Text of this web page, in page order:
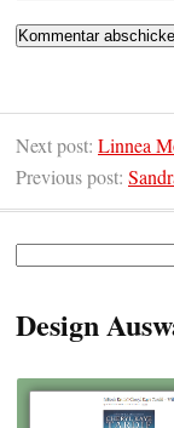
Next post: Linnea
Previous post:
Design